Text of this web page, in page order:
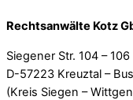
Rechtsanwälte Kotz
Siegener Str. 104 – 106
D-57223 Kreuztal –
(Kreis Siegen –